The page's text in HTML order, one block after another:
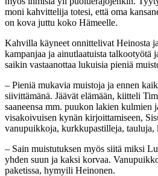
moni kahvittelija totesi, että oma
on kova juttu koko Hämeelle.
Kahvilla käyneet onnittelivat Heinosta
kampanjaa ja ainutlaatuista talkootyötä
saikin vastaanottaa lukuisia pieniä
– Pieniä mukavia muistoja ja ennen
siivittämänä. Jäävät elämään, kiitteli
saaneensa mm. puukon lakien kulmien
visakoivuisen kynän kirjoittamiseen,
vanupuikkoja, kurkkupastilleja, tauluja,
– Sain muistutuksen myös siitä miksi
yhden suun ja kaksi korvaa.
paketissa, hymyili Heinonen.